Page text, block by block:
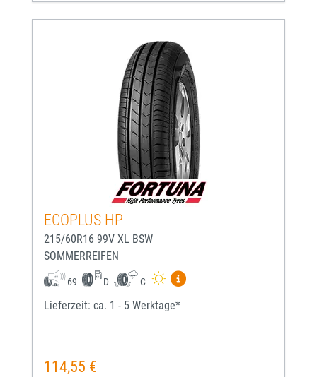
ECOPLUS HP
215/60R16 99V XL BSW
SOMMERREIFEN
69 D C
Mehr Informationen zum
Lieferzeit: ca. 1 - 5 Werktage*
Regulärer Preis:
114,55 €